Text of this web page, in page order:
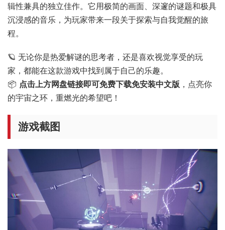
辑性兼具的独立佳作。它用极简的画面、深邃的谜题和极具
沉浸感的音乐，为玩家带来一段关于探索与自我觉醒的旅
程。
🪐 无论你是热爱解谜的思考者，还是喜欢视觉享受的玩
家，都能在这款游戏中找到属于自己的乐趣。
📦 点击上方网盘链接即可免费下载免安装中文版 ，点亮你
的宇宙之环，重燃光的希望吧！
游戏截图